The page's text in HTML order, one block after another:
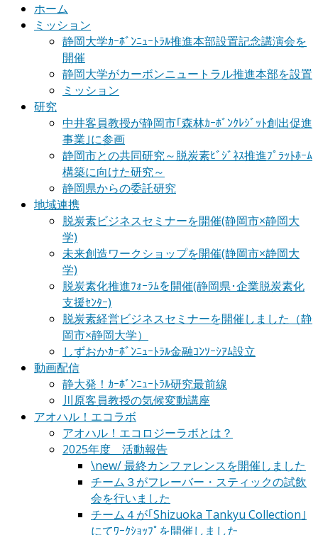
ホーム
ミッション
静岡大学ｶｰﾎﾞﾝﾆｭｰﾄﾗﾙ推進本部設置記念講演会を
開催
静岡大学がカーボンニュートラル推進本部を設置
ミッション
研究
中井客員教授が静岡市｢森林ｶｰﾎﾞﾝｸﾚｼﾞｯﾄ創出促進
事業｣に参画
静岡市との共同研究～脱炭素ﾋﾞｼﾞﾈｽ推進ﾌﾟﾗｯﾄﾎｰﾑ
構築に向けた研究～
静岡県からの委託研究
地域連携
脱炭素ビジネスセミナーを開催(静岡市×静岡大
学)
未来創造ワークショップを開催(静岡市×静岡大
学)
脱炭素化推進ﾌｫｰﾗﾑを開催(静岡県･企業脱炭素化
支援ｾﾝﾀｰ)
脱炭素経営ビジネスセミナーを開催しました（静
岡市×静岡大学）
しずおかｶｰﾎﾞﾝﾆｭｰﾄﾗﾙ金融ｺﾝｿｰｼｱﾑ設立
動画配信
静大発！ｶｰﾎﾞﾝﾆｭｰﾄﾗﾙ研究最前線
川原客員教授の気候変動講座
アオハル！エコラボ
アオハル！エコロジーラボとは？
2025年度 活動報告
\new/ 最終カンファレンスを開催しました
チーム３がフレーバー・スティックの試飲
会を行いました
チーム４が｢Shizuoka Tankyu Collection｣
にてﾜｰｸｼｮｯﾌﾟを開催しました